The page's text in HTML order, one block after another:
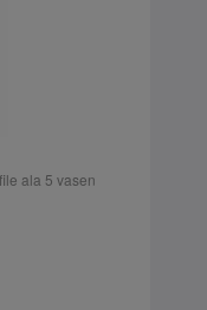
ala 5 vasen